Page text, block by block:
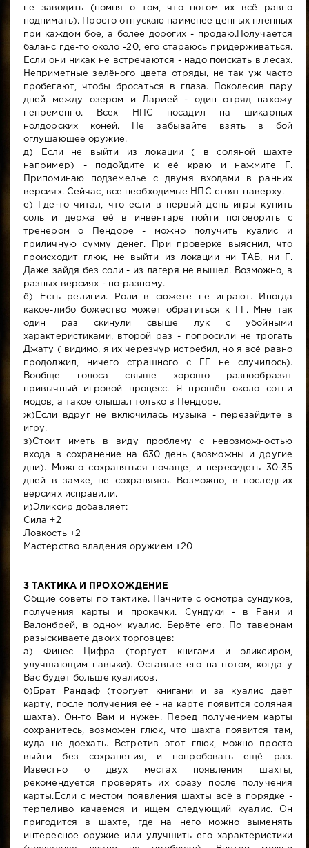
не заводить (помня о том, что потом их всё равно
поднимать). Просто отпускаю наименее ценных пленных
при каждом бое, а более дорогих - продаю.Получается
баланс где-то около -20, его стараюсь придерживаться.
Если они никак не встречаются - надо поискать в лесах.
Неприметные зелёного цвета отряды, не так уж часто
пробегают, чтобы бросаться в глаза. Поколесив пару
дней между озером и Ларией - один отряд нахожу
непременно. Всех НПС посадил на шикарных
нолдорских коней. Не забывайте взять в бой
оглушающее оружие.
д) Если не выйти из локации ( в соляной шахте
например) - подойдите к её краю и нажмите F.
Припоминаю подземелье с двумя входами в ранних
версиях. Сейчас, все необходимые НПС стоят наверху.
е) Где-то читал, что если в первый день игры купить
соль и держа её в инвентаре пойти поговорить с
тренером о Пендоре - можно получить куалис и
приличную сумму денег. При проверке выяснил, что
происходит глюк, не выйти из локации ни ТАБ, ни F.
Даже зайдя без соли - из лагеря не вышел. Возможно, в
разных версиях - по-разному.
ё) Есть религии. Роли в сюжете не играют. Иногда
какое-либо божество может обратиться к ГГ. Мне так
один раз скинули свыше лук с убойными
характеристиками, второй раз - попросили не трогать
Джату ( видимо, я их черезчур истребил, но я всё равно
продолжил, ничего страшного с ГГ не случилось).
Вообще голоса свыше хорошо разнообразят
привычный игровой процесс. Я прошёл около сотни
модов, а такое слышал только в Пендоре.
ж)Если вдруг не включилась музыка - перезайдите в
игру.
з)Стоит иметь в виду проблему с невозможностью
входа в сохранение на 630 день (возможны и другие
дни). Можно сохраняться почаще, и пересидеть 30-35
дней в замке, не сохраняясь. Возможно, в последних
версиях исправили.
и)Эликсир добавляет:
Сила +2
Ловкость +2
Мастерство владения оружием +20
3 ТАКТИКА И ПРОХОЖДЕНИЕ
Общие советы по тактике. Начните с осмотра сундуков,
получения карты и прокачки. Сундуки - в Рани и
Валонбрей, в одном куалис. Берёте его. По тавернам
разыскиваете двоих торговцев:
а) Финес Цифра (торгует книгами и эликсиром,
улучшающим навыки). Оставьте его на потом, когда у
Вас будет больше куалисов.
б)Брат Рандаф (торгует книгами и за куалис даёт
карту, после получения её - на карте появится соляная
шахта). Он-то Вам и нужен. Перед получением карты
сохранитесь, возможен глюк, что шахта появится там,
куда не доехать. Встретив этот глюк, можно просто
выйти без сохранения, и попробовать ещё раз.
Известно о двух местах появления шахты,
рекомендуется проверять их сразу после получения
карты.Если с местом появления шахты всё в порядке -
терпеливо качаемся и ищем следующий куалис. Он
пригодится в шахте, где на него можно выменять
интересное оружие или улучшить его характеристики